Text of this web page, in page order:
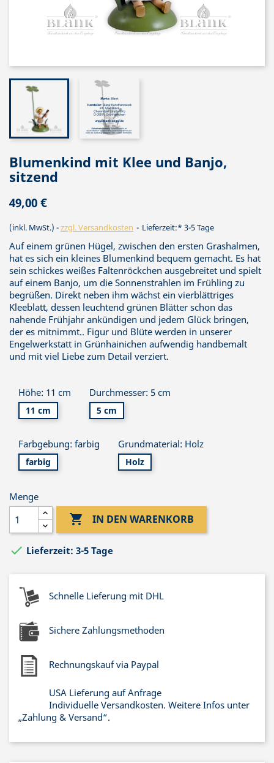
Blumenkind mit Klee und Banjo,
sitzend
49,00 €
(inkl. MwSt.) zzgl. Versandkosten Lieferzeit:* 3-5 Tage
Auf einem grünen Hügel, zwischen den ersten Grashalmen,
hat es sich ein kleines Blumenkind bequem gemacht. Es hat
sein schickes weißes Faltenröckchen ausgebreitet und spielt
auf einem Banjo, um die Sonnenstrahlen im Frühling zu
begrüßen. Direkt neben ihm wächst ein vierblättriges
Kleeblatt, dessen leuchtend grünen Blätter schon das
nahende Frühjahr ankündigen und jedem Glück bringen,
der es mitnimmt.. Figur und Blüte werden in unserer
Engelwerkstatt in Grünhainichen aufwendig handbemalt
und mit viel Liebe zum Detail verziert.
Höhe: 11 cm
11 cm
Durchmesser: 5 cm
5 cm
Farbgebung: farbig
farbig
Grundmaterial: Holz
Holz
Menge
 IN DEN WARENKORB
 Lieferzeit: 3-5 Tage
Schnelle Lieferung mit DHL
Sichere Zahlungsmethoden
Rechnungskauf via Paypal
USA Lieferung auf Anfrage
Individuelle Versandkosten. Weitere Infos unter
„Zahlung & Versand“.